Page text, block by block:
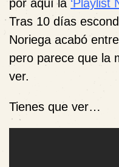
por aquí la ‘Playlist
Tras 10 días
Noriega acabó
pero parece que la
ver.
Tienes que ver…